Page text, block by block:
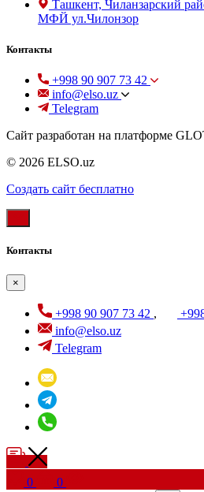
Ташкент, Чиланзарский
МФЙ ул.Чилонзор
Контакты
+998 90 907 73 42
info@elso.uz
Telegram
Сайт разработан на платформе
© 2026 ELSO.uz
Создать cайт бесплатно
Контакты
×
+998 90 907 73 42 ,
info@elso.uz
Telegram
0 0